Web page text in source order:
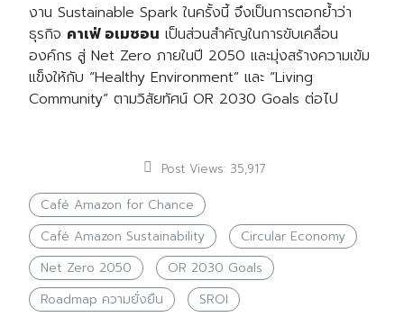
งาน Sustainable Spark ในครั้งนี้ จึงเป็นการตอกย้ำว่า
ธุรกิจ คาเฟ่ อเมซอน เป็นส่วนสำคัญในการขับเคลื่อน
องค์กร สู่ Net Zero ภายในปี 2050 และมุ่งสร้างความเข้ม
แข็งให้กับ “Healthy Environment” และ “Living
Community” ตามวิสัยทัศน์ OR 2030 Goals ต่อไป
Post Views: 35,917
Café Amazon for Chance
Café Amazon Sustainability
Circular Economy
Net Zero 2050
OR 2030 Goals
Roadmap ความยั่งยืน
SROI